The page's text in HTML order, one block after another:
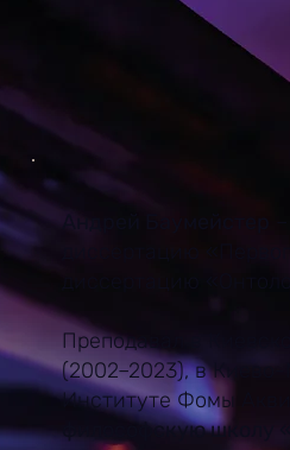
диссертацию
диссертацию
Преподавал в
(2002–2023), в
Институте Фомы
философскую школу